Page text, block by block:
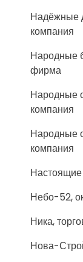
Надёжные
компания
Народные
фирма
Народные
компания
Народные
компания
Настоящие
Небо-52,
Ника,
Нова-